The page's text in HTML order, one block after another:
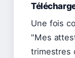
Une fois
Mes
trimestres